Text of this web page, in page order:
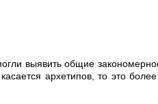
выявить общие
архетипов, то это более